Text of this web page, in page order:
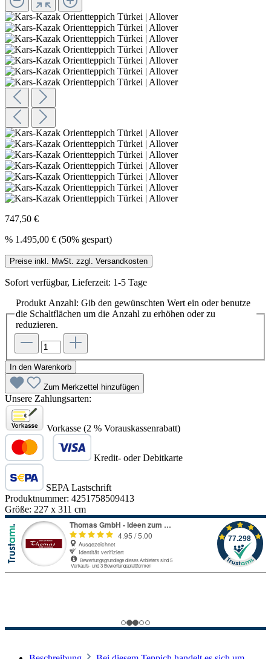
747,50 €
% 1.495,00 € (50% gespart)
Preise inkl. MwSt. zzgl. Versandkosten
Sofort verfügbar, Lieferzeit: 1-5 Tage
Produkt Anzahl: Gib den gewünschten Wert ein oder benutze
die Schaltflächen um die Anzahl zu erhöhen oder zu
reduzieren.
In den Warenkorb
Zum Merkzettel hinzufügen
Unsere Zahlungsarten:
Vorkasse (2 % Vorauskassenrabatt)
Kredit- oder Debitkarte
SEPA Lastschrift
Produktnummer: 4251758509413
Größe: 227 x 311 cm